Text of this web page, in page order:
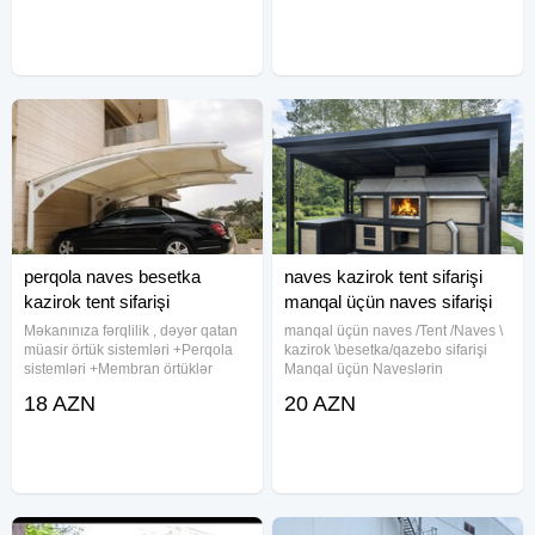
perqola naves besetka
kazirok tent sifarişi
Məkanınıza fərqlilik , dəyər qatan
müasir örtük sistemləri +Perqola
sistemləri +Membran örtüklər
+Dalğalı (wave)və ya sabit tent
18 AZN
naves kazirok tent sifarişi
manqal üçün naves sifarişi
manqal üçün naves /Tent /Naves \
kazirok \besetka/qazebo sifarişi
Manqal üçün Naveslərin
naveslərin hazırlanması teraslar
20 AZN